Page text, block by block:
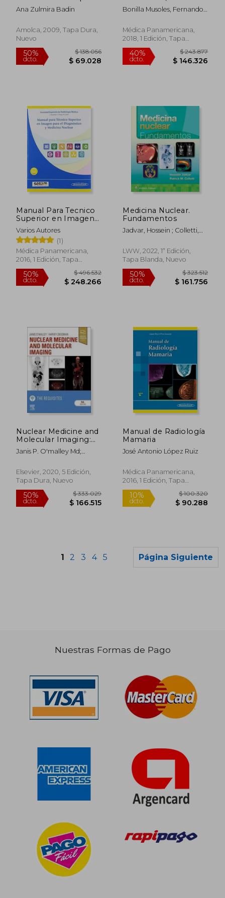
50%
dcto.
$ 122.700
$ 61.350
40%
dcto. $
10% $ 129.200 55%
y Procedimientos
Complementarios
Ana Zulmira Badin
Amolca, 2009, Tapa Dura,
Nuevo
Reproducción y
Ginecología (Incluye )
Bonilla Musoles, Fernando
Francisco,Machado, Luis
Eduardo,Bonilla Bartet,
Francisco
Médica Panamericana,
2018, 1 Edición, Tapa
Blanda, Nuevo
Manual Para Tecnico
Superior en Imagen
Para el Diagnostico y
Medicina Nuclear
(Incluye Ebook)
Varios Autores
(1)
Médica Panamericana,
2016, 1 Edición, Tapa
Blanda, Nuevo
Medicina Nuclear.
Fundamentos
Jadvar, Hossein ; Colletti,
LWW, 2022, 1ª Edición,
Tapa Blanda, Nuevo
Nuclear Medicine and
Molecular Imaging:
The Requisites
(Requisites in
Janis P. O'malley Md;
Elsevier, 2020, 5 Edición,
Tapa Dura, Nuevo
Manual de Radiología
Mamaria
José Antonio López Ruiz
Médica Panamericana,
2016, 1 Edición, Tapa
Blanda, Nuevo
1 2 3 4 5 Página Siguiente
Nuestras Formas de Pago